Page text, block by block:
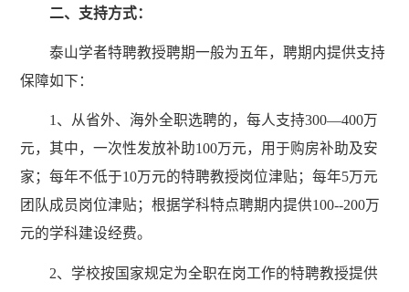
二、支持方式：
泰山学者特聘教授聘期一般为五年，聘期内提供支持
保障如下：
1、从省外、海外全职选聘的，每人支持300—400万
元，其中，一次性发放补助100万元，用于购房补助及安
家；每年不低于10万元的特聘教授岗位津贴；每年5万元
团队成员岗位津贴；根据学科特点聘期内提供100--200万
元的学科建设经费。
2、学校按国家规定为全职在岗工作的特聘教授提供